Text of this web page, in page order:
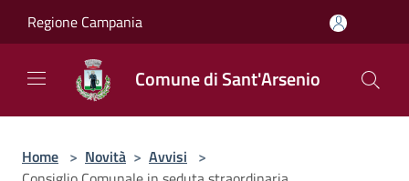
Regione Campania
Comune di Sant'Arsenio
Home > Novità > Avvisi >